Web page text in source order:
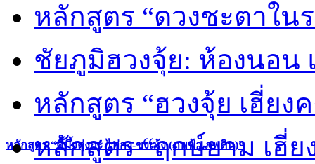
หลักสูตร “คี้มึ้งตุ่งกะ ไท่กง-ขงเม้ง (ภพฟ้า ภพดิน)”
หลักสูตร “ดวงชะตาใน
ชัยภูมิฮวงจุ้ย: ห้องนอน
หลักสูตร “ฮวงจุ้ย เฮี่ยง
หลักสูตร “ฤกษ์ยาม เฮี่ย